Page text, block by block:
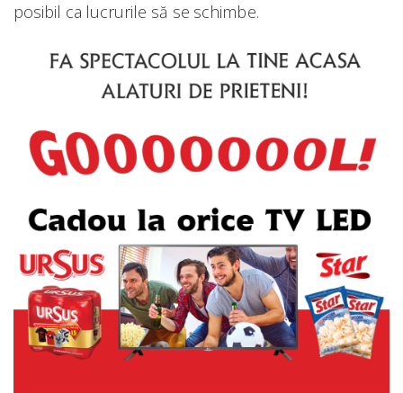
posibil ca lucrurile să se schimbe.